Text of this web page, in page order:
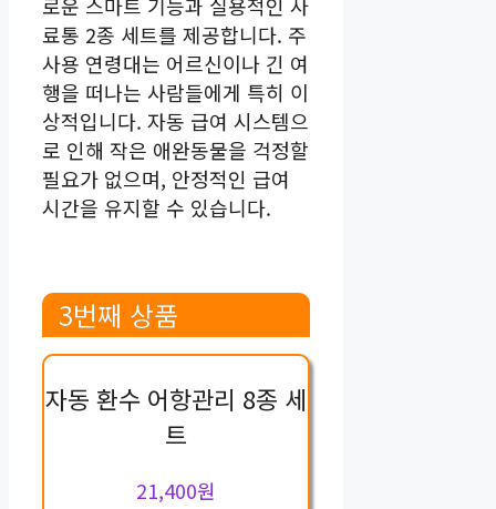
료통 2종 세트를 제공합니다. 주
사용 연령대는 어르신이나 긴 여
행을 떠나는 사람들에게 특히 이
상적입니다. 자동 급여 시스템으
로 인해 작은 애완동물을 걱정할
필요가 없으며, 안정적인 급여
시간을 유지할 수 있습니다.
3번째 상품
자동 환수 어항관리 8종 세
트
21,400원